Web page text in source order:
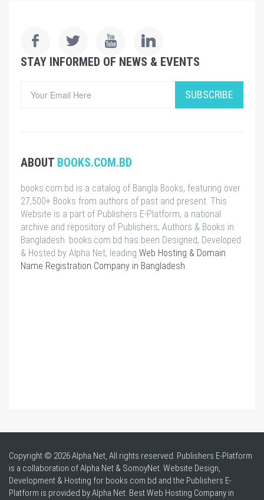
STAY INFORMED OF NEWS & EVENTS
SUBSCRIBE
ABOUT BOOKS.COM.BD
books.com.bd is a catalog of Bangla Books, featuring over
27,500+ Books from authors of past and present. This
Website is a part of Publishers E-Platform, a national
archive and repository of Publishers, Authors & Books in
Bangladesh. books.com.bd has been Designed, Developed
& Hosted by Alpha Net, leading Web Hosting & Domain
Name Registration Company in Bangladesh
Copyright © 2026 Alpha Net, All rights reserved. Publishers E-Platform
is a collaboration of Alpha Net & SomoyNet. Website Design,
Development & Hosting for books.com.bd and the Publishers E-
Platform is provided by Alpha Net. BestWeb Hosting Company in